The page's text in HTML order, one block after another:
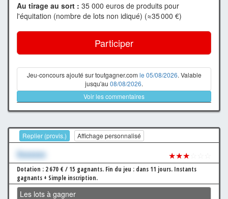
Au tirage au sort : 35 000 euros de produits pour
l'équitation (nombre de lots non idiqué) (≈35 000 €)
Participer
Jeu-concours ajouté sur toutgagner.com le 05/08/2026. Valable
jusqu'au 08/08/2026.
Voir les commentaires
Replier (provis.) Affichage personnalisé
Xxxxxxx ★★★
Dotation : 2 670 € / 15 gagnants. Fin du jeu : dans 11 jours. Instants
gagnants + Simple inscription.
Les lots à gagner